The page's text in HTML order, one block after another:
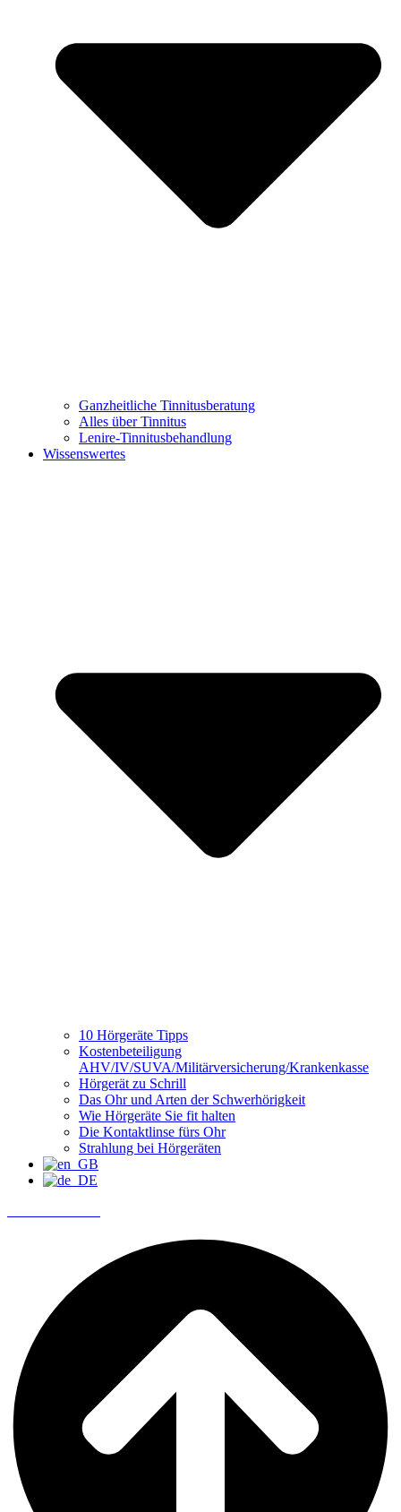
Ganzheitliche Tinnitusberatung
Alles über Tinnitus
Lenire-Tinnitusbehandlung
Wissenswertes
10 Hörgeräte Tipps
Kostenbeteiligung
AHV/IV/SUVA/Militärversicherung/Krankenkasse
Hörgerät zu Schrill
Das Ohr und Arten der Schwerhörigkeit
Wie Hörgeräte Sie fit halten
Die Kontaktlinse fürs Ohr
Strahlung bei Hörgeräten